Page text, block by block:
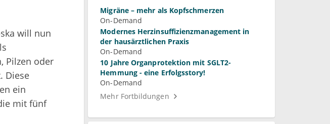
will nun
Pilzen oder
Diese
ein
mit fünf
Migräne – mehr als Kopfschmerzen
On-Demand
Modernes Herzinsuffizienzmanagement in
der hausärztlichen Praxis
On-Demand
10 Jahre Organprotektion mit SGLT2-
Hemmung - eine Erfolgsstory!
On-Demand
Mehr Fortbildungen